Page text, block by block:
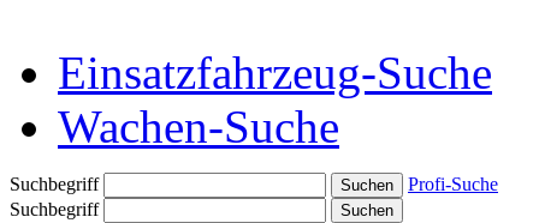
Einsatzfahrzeug-Suche
Wachen-Suche
Suchbegriff
Profi-Suche
Suchbegriff